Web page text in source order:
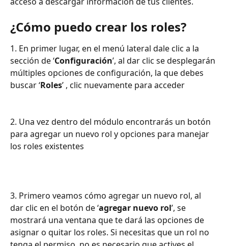
¿Cómo puedo crear los roles?
1. En primer lugar, en el menú lateral dale clic a la
sección de ‘Configuración’, al dar clic se desplegarán
múltiples opciones de configuración, la que debes
buscar ‘Roles’ , clic nuevamente para acceder
2. Una vez dentro del módulo encontrarás un botón
para agregar un nuevo rol y opciones para manejar
los roles existentes
3. Primero veamos cómo agregar un nuevo rol, al
dar clic en el botón de ‘agregar nuevo rol’, se
mostrará una ventana que te dará las opciones de
asignar o quitar los roles. Si necesitas que un rol no